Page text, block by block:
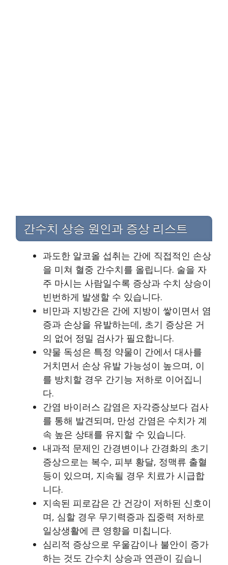
간수치 상승 원인과 증상 리스트
과도한 알코올 섭취는 간에 직접적인 손상
을 미쳐 혈중 간수치를 올립니다. 술을 자
주 마시는 사람일수록 증상과 수치 상승이
빈번하게 발생할 수 있습니다.
비만과 지방간은 간에 지방이 쌓이면서 염
증과 손상을 유발하는데, 초기 증상은 거
의 없어 정밀 검사가 필요합니다.
약물 독성은 특정 약물이 간에서 대사를
거치면서 손상 유발 가능성이 높으며, 이
를 방치할 경우 간기능 저하로 이어집니
다.
간염 바이러스 감염은 자각증상보다 검사
를 통해 발견되며, 만성 간염은 수치가 계
속 높은 상태를 유지할 수 있습니다.
내과적 문제인 간경변이나 간경화의 초기
증상으로는 복수, 피부 황달, 정맥류 출혈
등이 있으며, 지속될 경우 치료가 시급합
니다.
지속된 피로감은 간 건강이 저하된 신호이
며, 심할 경우 무기력증과 집중력 저하로
일상생활에 큰 영향을 미칩니다.
심리적 증상으로 우울감이나 불안이 증가
하는 것도 간수치 상승과 연관이 깊습니